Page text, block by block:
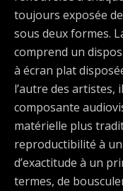
toujours exposée
sous deux formes.
comprend un
à écran plat
l’autre des artistes,
composante
matérielle plus
reproductibilité à
d’exactitude à un
termes, de